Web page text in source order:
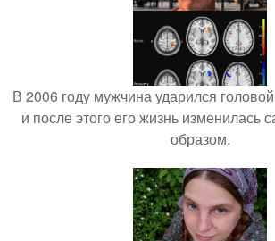
В 2006 году мужчина ударился
и после этого его жизнь изменилась
образом.